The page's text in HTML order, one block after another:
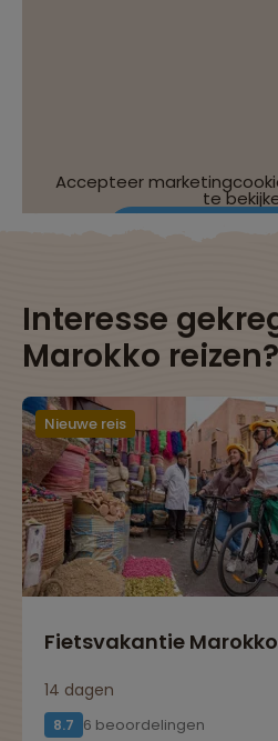
Accepteer
te
Interesse
Marokko reizen?
Nieuwe reis
Fietsvakantie Marokko
14 dagen
8.7 6 beoordelingen